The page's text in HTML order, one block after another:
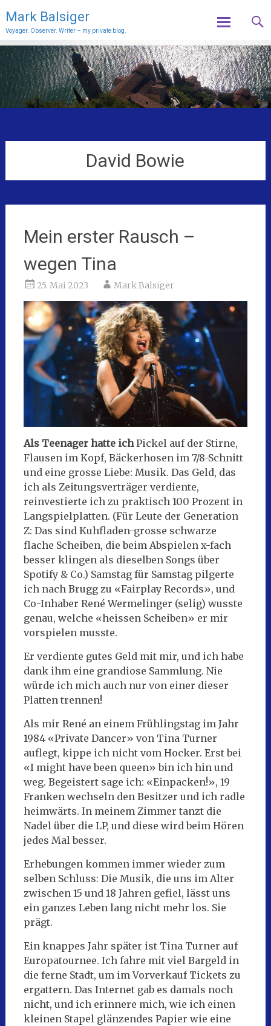
Mark Balsiger
Voyager. Observer. Writer – my private blog.
to
content
David Bowie
Mein erster Rausch –
wegen Tina
25. Mai 2023 Mark Balsiger
Als Teenager hatte ichPickel auf der Stirne,
Flausen im Kopf, Bäckerhosen im 7/8-Schnitt
und eine grosse Liebe: Musik. Das Geld, das
ich als Zeitungsverträger verdiente,
reinvestierte ich zu praktisch 100 Prozent in
Langspielplatten. (Für Leute der Generation
Z: Das sind Kuhfladen-grosse schwarze
flache Scheiben, die beim Abspielen x-fach
besser klingen als dieselben Songs über
Spotify & Co.) Samstag für Samstag pilgerte
ich nach Brugg zu «Fairplay Records», und
Co-Inhaber René Wermelinger (selig) wusste
genau, welche «heissen Scheiben» er mir
vorspielen musste.
Er verdiente gutes Geld mit mir, und ich habe
dank ihm eine grandiose Sammlung. Nie
würde ich mich auch nur von einer dieser
Platten trennen!
Als mir René an einem Frühlingstag im Jahr
1984 «Private Dancer» von Tina Turner
auflegt, kippe ich nicht vom Hocker. Erst bei
«I might have been queen» bin ich hin und
weg. Begeistert sage ich: «Einpacken!», 19
Franken wechseln den Besitzer und ich radle
heimwärts. In meinem Zimmer tanzt die
Nadel über die LP, und diese wird beim Hören
jedes Mal besser.
Erhebungen kommen immer wieder zum
selben Schluss: Die Musik, die uns im Alter
zwischen 15 und 18 Jahren gefiel, lässt uns
ein ganzes Leben lang nicht mehr los. Sie
prägt.
Ein knappes Jahr später ist Tina Turner auf
Europatournee. Ich fahre mit viel Bargeld in
die ferne Stadt, um im Vorverkauf Tickets zu
ergattern. Das Internet gab es damals noch
nicht, und ich erinnere mich, wie ich einen
kleinen Stapel glänzendes Papier wie eine